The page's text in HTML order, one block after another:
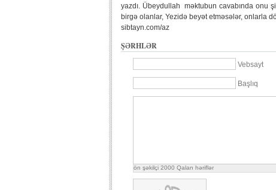
yazdı. Übeydullah məktubun cavabında onu
birgə olanlar, Yezidə beyət etməsələr, onlarla
sibtayn.com/az
ŞƏRHLƏR
Vebsayt
Başlıq
ön şəkilçi 2000 Qalan həriflər